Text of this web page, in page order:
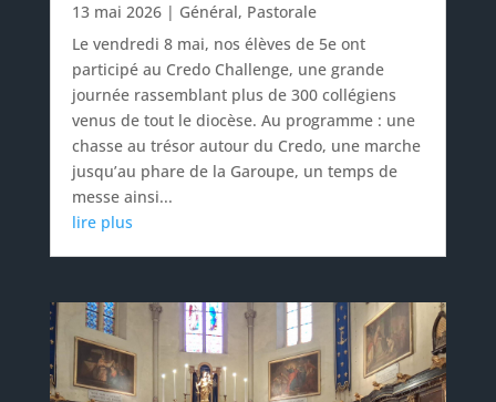
13 mai 2026| Général, Pastorale
Le vendredi 8 mai, nos élèves de 5e ont
participé au Credo Challenge, une grande
journée rassemblant plus de 300 collégiens
venus de tout le diocèse. Au programme : une
chasse au trésor autour du Credo, une marche
jusqu’au phare de la Garoupe, un temps de
messe ainsi...
lire plus